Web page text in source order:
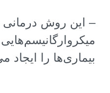
– این روش درمانی
بیماری‌ها را ایجاد